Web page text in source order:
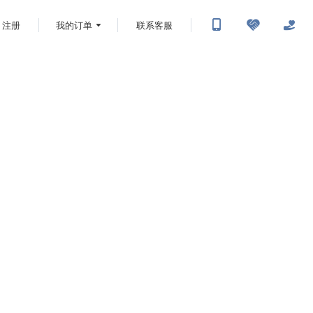
注册 我的订单 联系客服